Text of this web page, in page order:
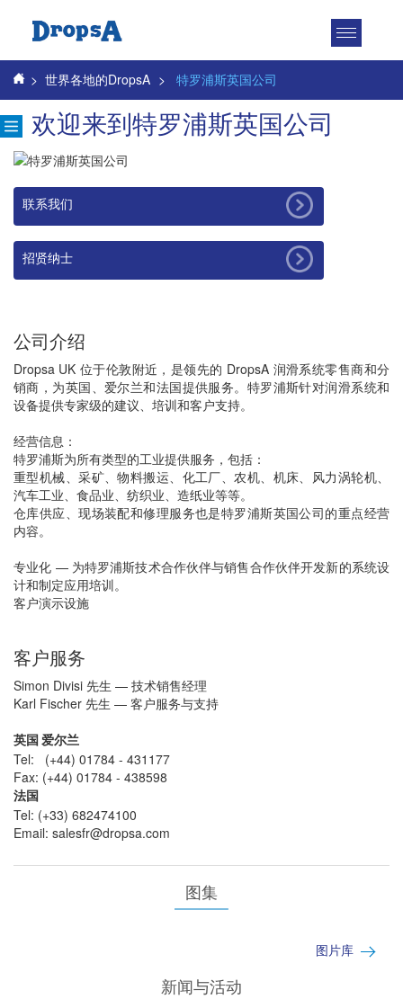
Toggle
> 世界各地的DropsA > 特罗浦斯英国公司
欢迎来到特罗浦斯英国公司
联系我们
招贤纳士
公司介绍
Dropsa UK 位于伦敦附近，是领先的 DropsA 润滑系统零售商和分
销商，为英国、爱尔兰和法国提供服务。特罗浦斯针对润滑系统和
设备提供专家级的建议、培训和客户支持。
经营信息：
特罗浦斯为所有类型的工业提供服务，包括：
重型机械、采矿、物料搬运、化工厂、农机、机床、风力涡轮机、
汽车工业、食品业、纺织业、造纸业等等。
仓库供应、现场装配和修理服务也是特罗浦斯英国公司的重点经营
内容。
专业化 — 为特罗浦斯技术合作伙伴与销售合作伙伴开发新的系统设
计和制定应用培训。
客户演示设施
客户服务
Simon Divisi 先生 — 技术销售经理
Karl Fischer 先生 — 客户服务与支持
英国 爱尔兰
Tel: (+44) 01784 - 431177
Fax: (+44) 01784 - 438598
法国
Tel: (+33) 682474100
Email: salesfr@dropsa.com
图集
图片库
新闻与活动